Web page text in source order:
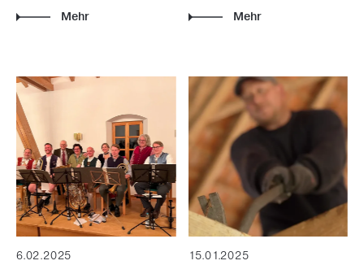
Mehr Mehr
6.02.2025 15.01.2025